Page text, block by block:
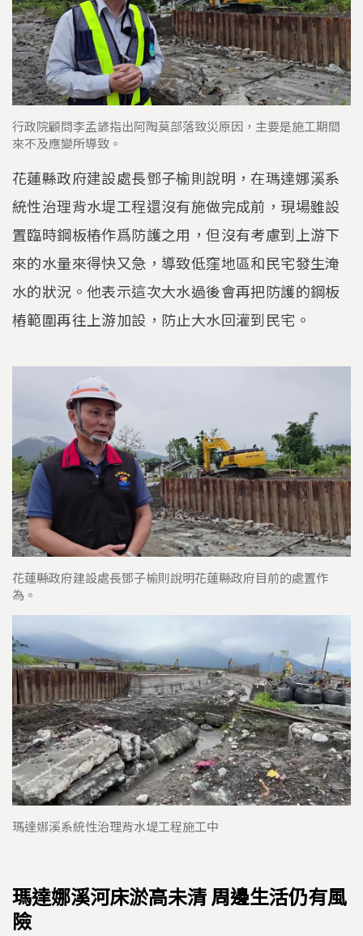
行政院顧問李孟諺指出阿陶莫部落致災原因，主要是施工期間
來不及應變所導致。
花蓮縣政府建設處長鄧子榆則說明，在瑪達娜溪系
統性治理背水堤工程還沒有施做完成前，現場雖設
置臨時鋼板樁作爲防護之用，但沒有考慮到上游下
來的水量來得快又急，導致低窪地區和民宅發生淹
水的狀況。他表示這次大水過後會再把防護的鋼板
樁範圍再往上游加設，防止大水回灌到民宅。
花蓮縣政府建設處長鄧子榆則說明花蓮縣政府目前的處置作
為。
瑪達娜溪系統性治理背水堤工程施工中
瑪達娜溪河床淤高未清 周邊生活仍有風
險